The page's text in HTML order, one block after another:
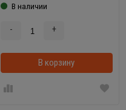
В корзинке
В наличии
- +
В корзину